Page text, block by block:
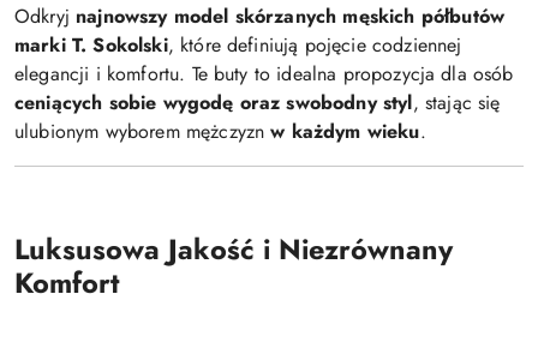
Odkryj najnowszy model skórzanych męskich półbutów
marki T. Sokolski, które definiują pojęcie codziennej
elegancji i komfortu. Te buty to idealna propozycja dla osób
ceniących sobie wygodę oraz swobodny styl, stając się
ulubionym wyborem mężczyznw każdym wieku.
Luksusowa Jakość i Niezrównany
Komfort